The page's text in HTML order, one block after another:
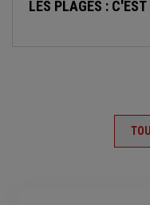
LES PLAGES :